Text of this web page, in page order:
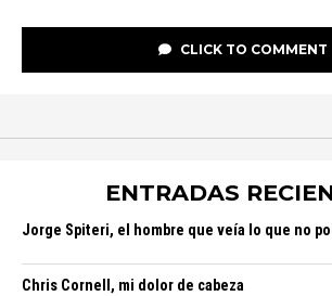
CLICK TO COMMENT
ENTRADAS
Jorge Spiteri, el hombre que veía lo que no
Chris Cornell, mi dolor de cabeza